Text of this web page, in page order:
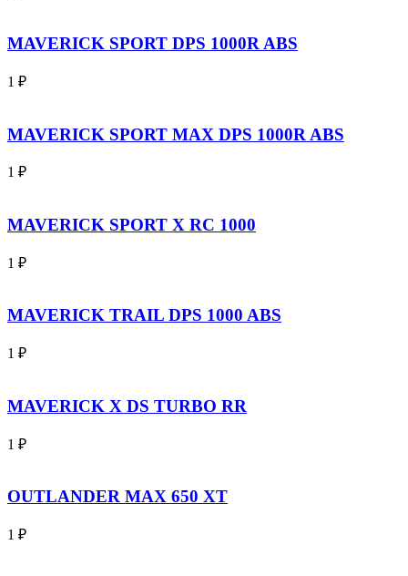
MAVERICK SPORT DPS 1000R ABS
1 ₽
MAVERICK SPORT MAX DPS 1000R ABS
1 ₽
MAVERICK SPORT X RC 1000
1 ₽
MAVERICK TRAIL DPS 1000 ABS
1 ₽
MAVERICK X DS TURBO RR
1 ₽
OUTLANDER MAX 650 XT
1 ₽